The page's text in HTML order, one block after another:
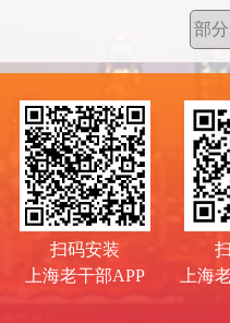
扫码安装
上海老干部APP
上海